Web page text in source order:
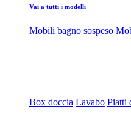
Vai a tutti i modelli
Mobili bagno sospeso
Box doccia Lavabo Piatti